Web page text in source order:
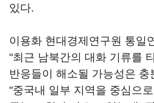
있다.
이용화 현대경제연구원 통일
"최근 남북간의 대화 기류를
반응들이 해소될 가능성은
"중국내 일부 지역을 중심으